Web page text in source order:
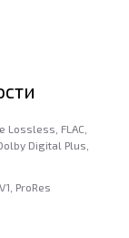
Lossless, FLAC,
Digital Plus,
ProRes